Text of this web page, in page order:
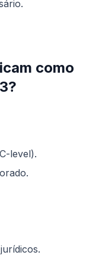
como
level).